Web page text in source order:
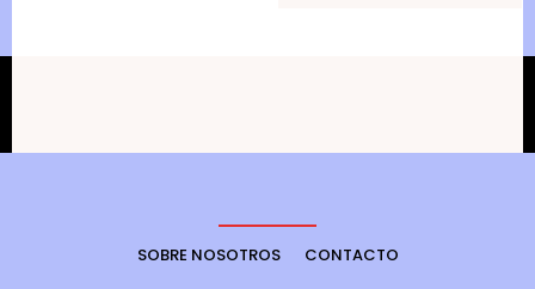
SOBRE NOSOTROS CONTACTO